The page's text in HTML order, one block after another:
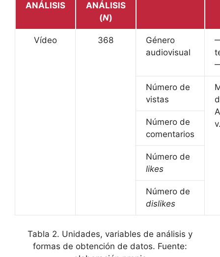
ANÁLISIS
ANÁLISIS
(N)
Vídeo 368
Género
audiovisual
Número de
vistas
Número de
comentarios
Número de
likes
Número de
dislikes
Tabla 2. Unidades, variables de análisis y
formas de obtención de datos. Fuente: